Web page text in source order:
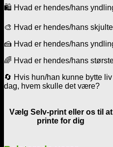
🛍️ Hvad er hendes/hans
🎨 Hvad er hendes/hans
🍰 Hvad er hendes/hans
🌈 Hvad er hendes/hans
🔄 Hvis hun/han kunne bytte
dag, hvem skulle det være?
Vælg Selv-print eller os til at
printe for dig